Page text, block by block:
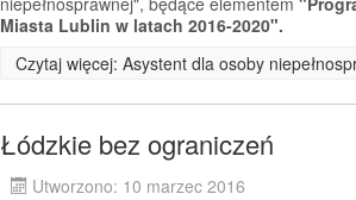
Miasta Lublin w latach 2016-2020".
Czytaj więcej: Asystent dla osoby
Łódzkie bez ograniczeń
Utworzono: 10 marzec 2016